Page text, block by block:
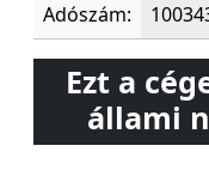
Adószám:
Ezt a
állami